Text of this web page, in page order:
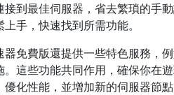
到最佳伺服器，省去繁瑣的手
手，快速找到所需功能。
免費版還提供一些特色服務，
這些功能共同作用，確保你在
化性能，並增加新的伺服器節